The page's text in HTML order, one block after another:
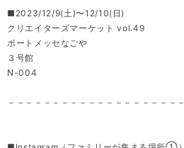
■2023/12/9(土)〜12/10(日)
クリエイターズマーケット vol.49
ポートメッセなごや
３号館
N-004
－－－－－－－－－－－－－－－－－－－－